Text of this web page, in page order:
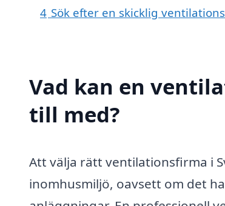
4 Sök efter en skicklig
Vad kan en
till med?
Att välja rätt ventilationsfirma i
inomhusmiljö, oavsett om det